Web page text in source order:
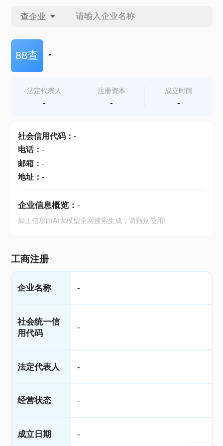
查企业
查企业
查产地
88查 -
法定代表人
-
注册资本
-
成立时间
-
社会信用代码： -
电话： -
邮箱： -
地址： -
企业信息概览： -
如上信息由AI大模型全网搜索生成，请甄别使用!
工商注册
企业名称 -
社会统一信
用代码
-
法定代表人 -
经营状态 -
成立日期 -